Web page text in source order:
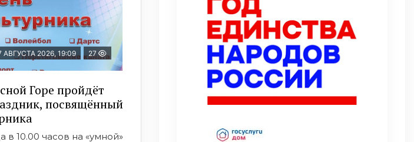
АВГУСТА 2026, 19:09 27
Горе пройдёт
посвящённый
в 10.00 часов на «умной»